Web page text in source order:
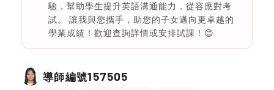
驗，幫助學生提升英語溝通能力，從容應對考
試。 讓我與您攜手，助您的子女邁向更卓越的
學業成績！歡迎查詢詳情或安排試課！😊
導師編號157505